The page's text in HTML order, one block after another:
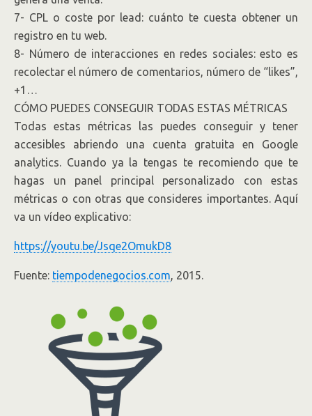
7- CPL o coste por lead: cuánto te cuesta obtener un
registro en tu web.
8- Número de interacciones en redes sociales: esto es
recolectar el número de comentarios, número de “likes”,
+1…
CÓMO PUEDES CONSEGUIR TODAS ESTAS MÉTRICAS
Todas estas métricas las puedes conseguir y tener
accesibles abriendo una cuenta gratuita en Google
analytics. Cuando ya la tengas te recomiendo que te
hagas un panel principal personalizado con estas
métricas o con otras que consideres importantes. Aquí
va un vídeo explicativo:
https://youtu.be/Jsqe2OmukD8
Fuente: tiempodenegocios.com, 2015.